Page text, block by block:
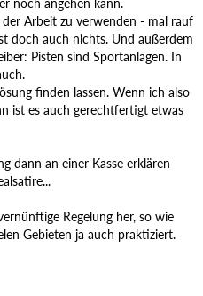
Arbeit zu verwenden - mal rauf
doch auch nichts. Und außerdem
Pisten sind Sportanlagen. In
finden lassen. Wenn ich also
ist es auch gerechtfertigt etwas
dann an einer Kasse erklären
Regelung her, so wie
Gebieten ja auch praktiziert.